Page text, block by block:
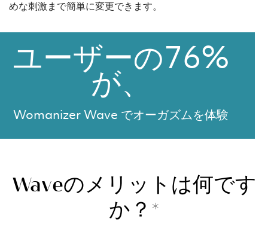
めな刺激まで簡単に変更できます。
ユーザーの76%
が、
Womanizer Wave でオーガズムを体験
Waveのメリットは何です
か？*